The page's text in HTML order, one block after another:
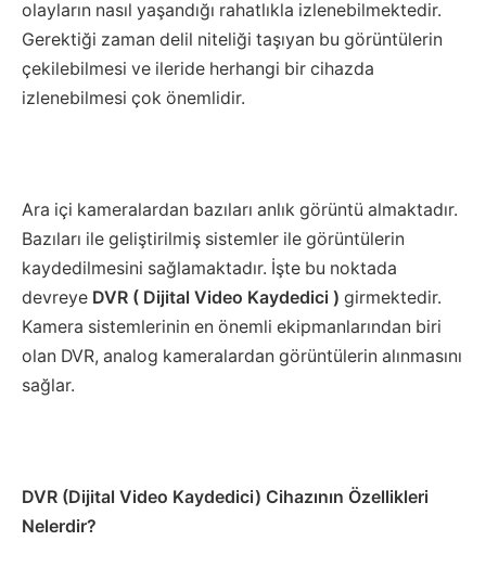
olayların nasıl yaşandığı rahatlıkla izlenebilmektedir.
Gerektiği zaman delil niteliği taşıyan bu görüntülerin
çekilebilmesi ve ileride herhangi bir cihazda
izlenebilmesi çok önemlidir.
Ara içi kameralardan bazıları anlık görüntü almaktadır.
Bazıları ile geliştirilmiş sistemler ile görüntülerin
kaydedilmesini sağlamaktadır. İşte bu noktada
devreye DVR ( Dijital Video Kaydedici ) girmektedir.
Kamera sistemlerinin en önemli ekipmanlarından biri
olan DVR, analog kameralardan görüntülerin alınmasını
sağlar.
DVR (Dijital Video Kaydedici) Cihazının Özellikleri
Nelerdir?